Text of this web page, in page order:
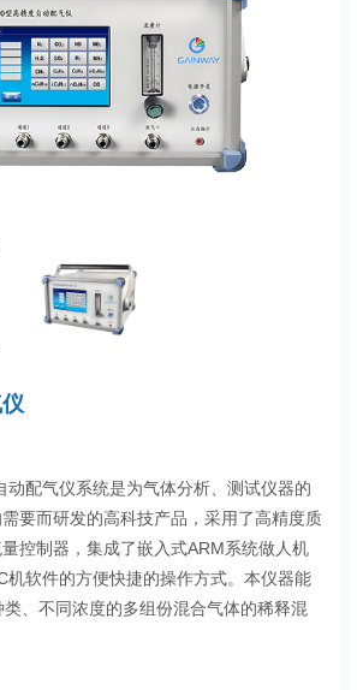
动配气仪系统是为气体分析、测试仪器的
要而研发的高科技产品，采用了高精度质
控制器，集成了嵌入式ARM系统做人机
机软件的方便快捷的操作方式。本仪器能
、不同浓度的多组份混合气体的稀释混